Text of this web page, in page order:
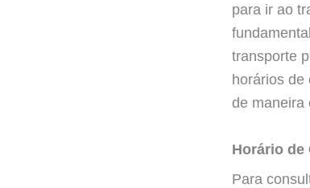
para ir ao
transporte
horários de
de maneira
Horário de
Para